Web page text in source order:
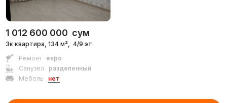
1 012 600 000 сум
3к квартира, 134 м²,
4/9 эт.
Ремонт
евро
Санузел
разделенный
Мебель
нет